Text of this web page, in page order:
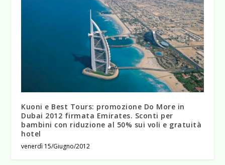
Kuoni e Best Tours: promozione Do More in
Dubai 2012 firmata Emirates. Sconti per
bambini con riduzione al 50% sui voli e gratuità
hotel
venerdì 15/Giugno/2012